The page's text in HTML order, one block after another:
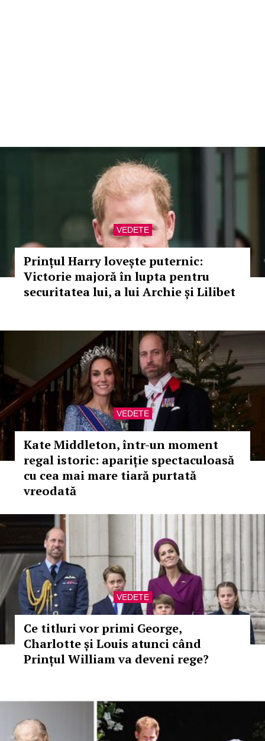
VEDETE
Prințul Harry lovește puternic:
Victorie majoră în lupta pentru
securitatea lui, a lui Archie și Lilibet
VEDETE
Kate Middleton, într-un moment
regal istoric: apariție spectaculoasă
cu cea mai mare tiară purtată
vreodată
VEDETE
Ce titluri vor primi George,
Charlotte și Louis atunci când
Prințul William va deveni rege?